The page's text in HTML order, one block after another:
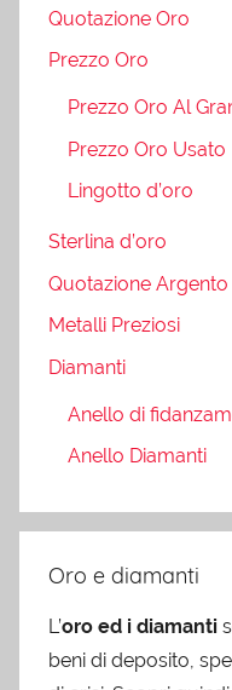
Quotazione Oro
Prezzo Oro
Prezzo Oro Al
Prezzo Oro Usato
Lingotto d’oro
Sterlina d’oro
Quotazione Argento
Metalli Preziosi
Diamanti
Anello di
Anello Diamanti
Oro e diamanti
L’oro ed i diamanti
beni di deposito,